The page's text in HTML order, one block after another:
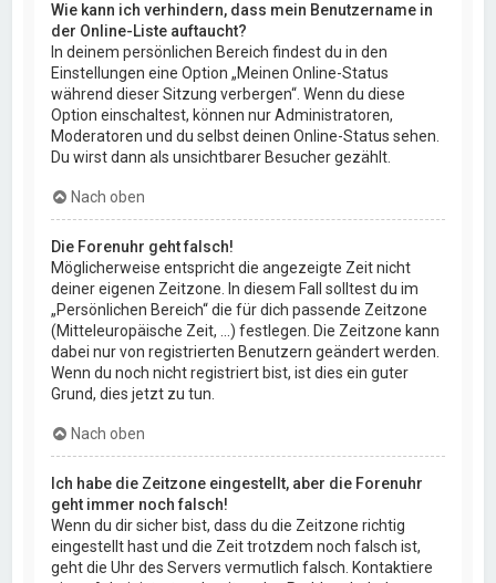
Wie kann ich verhindern, dass mein Benutzername in
der Online-Liste auftaucht?
In deinem persönlichen Bereich findest du in den
Einstellungen eine Option „Meinen Online-Status
während dieser Sitzung verbergen“. Wenn du diese
Option einschaltest, können nur Administratoren,
Moderatoren und du selbst deinen Online-Status sehen.
Du wirst dann als unsichtbarer Besucher gezählt.
Nach oben
Die Forenuhr geht falsch!
Möglicherweise entspricht die angezeigte Zeit nicht
deiner eigenen Zeitzone. In diesem Fall solltest du im
„Persönlichen Bereich“ die für dich passende Zeitzone
(Mitteleuropäische Zeit, ...) festlegen. Die Zeitzone kann
dabei nur von registrierten Benutzern geändert werden.
Wenn du noch nicht registriert bist, ist dies ein guter
Grund, dies jetzt zu tun.
Nach oben
Ich habe die Zeitzone eingestellt, aber die Forenuhr
geht immer noch falsch!
Wenn du dir sicher bist, dass du die Zeitzone richtig
eingestellt hast und die Zeit trotzdem noch falsch ist,
geht die Uhr des Servers vermutlich falsch. Kontaktiere